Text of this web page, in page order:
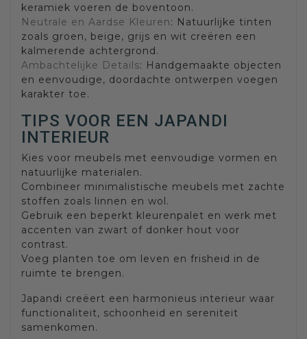
keramiek voeren de boventoon.
Neutrale en Aardse Kleuren: Natuurlijke tinten
zoals groen, beige, grijs en wit creëren een
kalmerende achtergrond.
Ambachtelijke Details: Handgemaakte objecten
en eenvoudige, doordachte ontwerpen voegen
karakter toe.
TIPS VOOR EEN JAPANDI
INTERIEUR
Kies voor meubels met eenvoudige vormen en
natuurlijke materialen.
Combineer minimalistische meubels met zachte
stoffen zoals linnen en wol.
Gebruik een beperkt kleurenpalet en werk met
accenten van zwart of donker hout voor
contrast.
Voeg planten toe om leven en frisheid in de
ruimte te brengen.
Japandi creëert een harmonieus interieur waar
functionaliteit, schoonheid en sereniteit
samenkomen.